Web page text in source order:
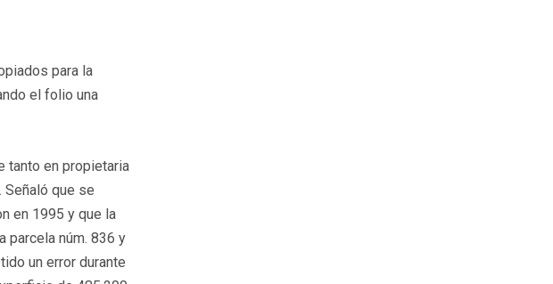
para la
el folio una
tanto en propietaria
Señaló que se
en 1995 y que la
parcela núm. 836 y
un error durante